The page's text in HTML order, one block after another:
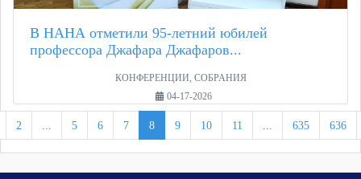
В НАНА отметили 95-летний юбилей
профессора Джафара Джафаров...
КОНФЕРЕНЦИИ, СОБРАНИЯ
04-17-2026
2 ... 5 6 7 8 9 10 11 ... 635 636